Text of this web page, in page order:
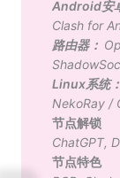
Android安
Clash for
路由器：
Linux系统：
NekoRay/
节点解锁
ChatGPT,
节点特色